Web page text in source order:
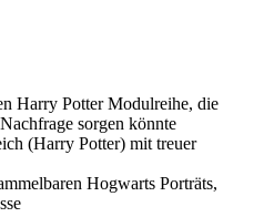
Harry Potter Modulreihe, die
sorgen könnte
(Harry Potter) mit treuer
Hogwarts Porträts,